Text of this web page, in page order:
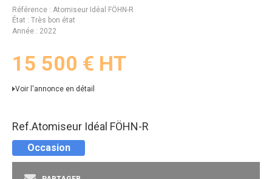
Référence
Atomiseur Idéal FÖHN-R
État
Très bon état
Année
2022
15 500 € HT
Voir l'annonce en détail
Ref.Atomiseur Idéal FÖHN-R
Occasion